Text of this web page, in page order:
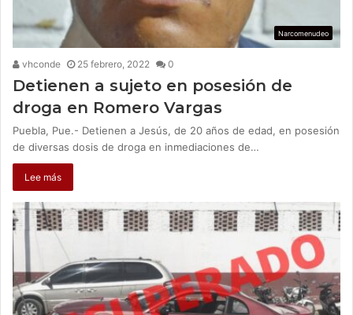
Narcomenudeo
vhconde 25 febrero, 2022 0
Detienen a sujeto en posesión de
droga en Romero Vargas
Puebla, Pue.- Detienen a Jesús, de 20 años de edad, en posesión
de diversas dosis de droga en inmediaciones de…
Lee más